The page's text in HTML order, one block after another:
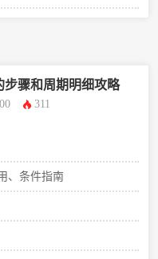
步骤和周期明细攻略
311
、条件指南